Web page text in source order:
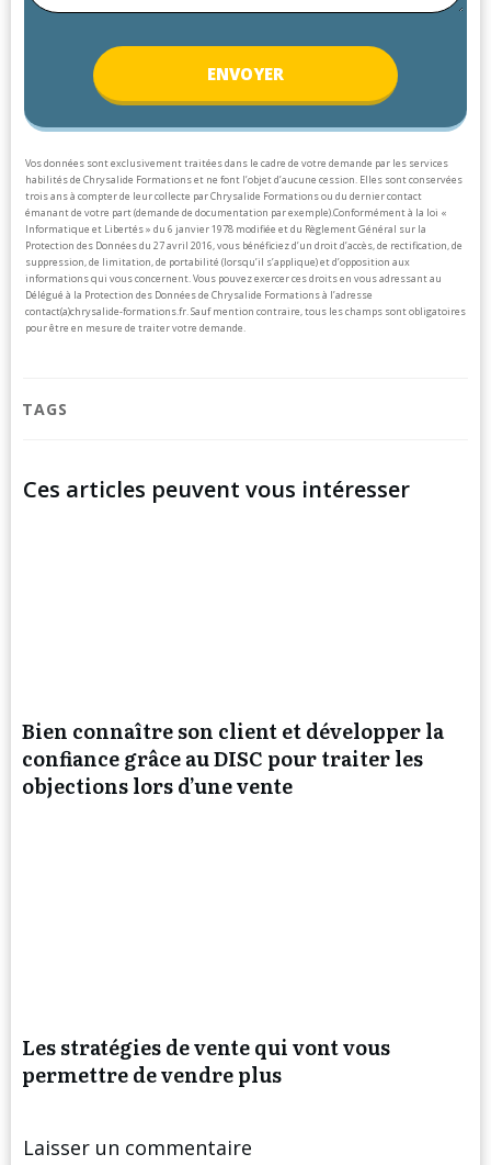
ENVOYER
Vos données sont exclusivement traitées dans le cadre de votre demande par les services
habilités de Chrysalide Formations et ne font l’objet d’aucune cession. Elles sont conservées
trois ans à compter de leur collecte par Chrysalide Formations ou du dernier contact
émanant de votre part (demande de documentation par exemple).Conformément à la loi «
Informatique et Libertés » du 6 janvier 1978 modifiée et du Règlement Général sur la
Protection des Données du 27 avril 2016, vous bénéficiez d’un droit d’accès, de rectification, de
suppression, de limitation, de portabilité (lorsqu’il s’applique) et d’opposition aux
informations qui vous concernent. Vous pouvez exercer ces droits en vous adressant au
Délégué à la Protection des Données de Chrysalide Formations à l’adresse
contact(a)chrysalide-formations.fr.Sauf mention contraire, tous les champs sont obligatoires
pour être en mesure de traiter votre demande.
TAGS
Ces articles peuvent vous intéresser
Bien connaître son client et développer la
confiance grâce au DISC pour traiter les
objections lors d’une vente
Les stratégies de vente qui vont vous
permettre de vendre plus
Laisser un commentaire